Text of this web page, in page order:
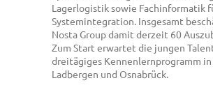
Lagerlogistik sowie Fachinformatik
Systemintegration. Insgesamt
Nosta Group damit derzeit 60
Zum Start erwartet die jungen
dreitägiges Kennenlernprogramm
Ladbergen und Osnabrück.